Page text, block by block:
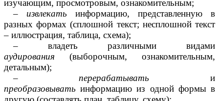
изучающим, просмотровым, ознакомительным;
– извлекать информацию, представленную в
разных формах (сплошной текст; несплошной текст
– иллюстрация, таблица, схема);
– владеть различными видами
аудирования (выборочным, ознакомительным,
детальным);
– перерабатывать и
преобразовывать информацию из одной формы в